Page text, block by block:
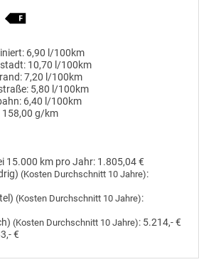
6,90 l/100km
10,70 l/100km
7,20 l/100km
5,80 l/100km
6,40 l/100km
158,00 g/km
15.000 km pro Jahr: 1.805,04 €
(Kosten Durchschnitt 10 Jahre):
(Kosten Durchschnitt 10 Jahre):
(Kosten Durchschnitt 10 Jahre): 5.214,- €
€